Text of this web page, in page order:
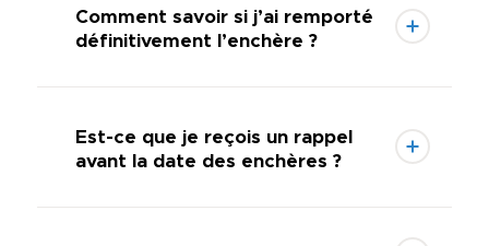
Comment savoir si j’ai remporté
définitivement l’enchère ?
Est-ce que je reçois un rappel
avant la date des enchères ?